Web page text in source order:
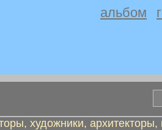
альбом
художники,